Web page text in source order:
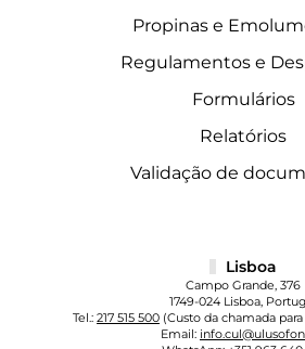
Propinas e
Regulamentos e
Formulários
Relatórios
Validação de
Lisboa
Campo Grande, 376
1749-024 Lisboa,
Tel.: 217 515 500 (Custo da chamada
Email: